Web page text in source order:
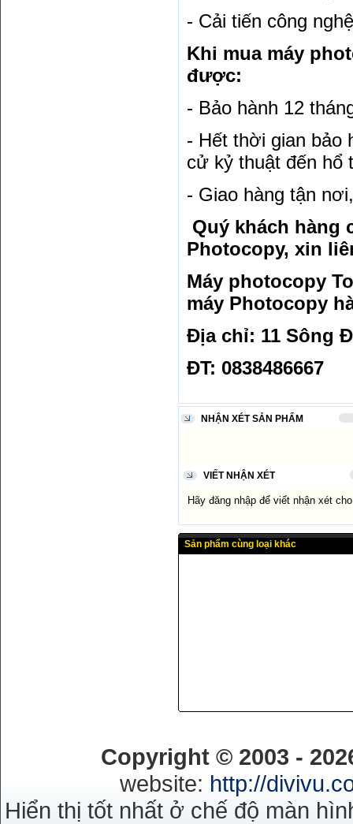
- Cải tiến công
Khi mua máy
được:
- Bảo hành 12
- Hết thời gian bảo
cử kỷ thuật đến hổ
- Giao hàng tận
Quý khách hàng
Photocopy, xin
Máy photocopy
máy Photocopy
Địa chỉ: 11 Sông
ĐT: 0838486667
NHẬN XÉT SẢN PHẨM
VIẾT NHẬN XÉT
Hãy đăng nhập để viết nhận xét
Sản phẩm cùng loại khác
Copyright © 2003 -
website: http://
Hiển thị tốt nhất ở chế độ màn